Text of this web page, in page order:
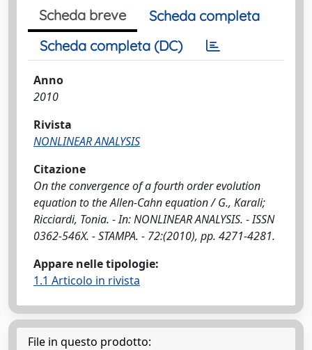
Scheda breve
Scheda completa
Scheda completa (DC)
Anno
2010
Rivista
NONLINEAR ANALYSIS
Citazione
On the convergence of a fourth order evolution
equation to the Allen-Cahn equation / G., Karali;
Ricciardi, Tonia. - In: NONLINEAR ANALYSIS. - ISSN
0362-546X. - STAMPA. - 72:(2010), pp. 4271-4281.
Appare nelle tipologie:
1.1 Articolo in rivista
File in questo prodotto: